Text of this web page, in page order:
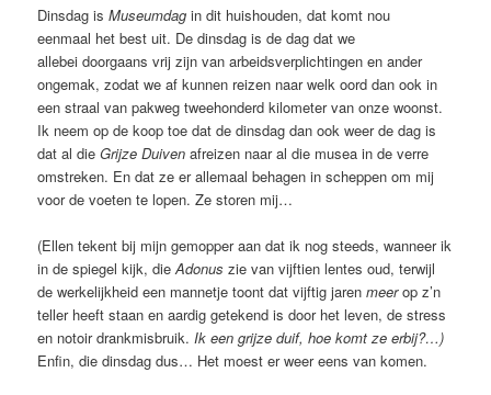
Dinsdag isMuseumdag in dit huishouden, dat komt nou
eenmaal het best uit. De dinsdag is de dag dat we
allebei doorgaans vrij zijn van arbeidsverplichtingen en ander
ongemak, zodat we af kunnen reizen naar welk oord dan ook in
een straal van pakweg tweehonderd kilometer van onze woonst.
Ik neem op de koop toe dat de dinsdag dan ook weer de dag is
dat al die Grijze Duiven afreizen naar al die musea in de verre
omstreken. En dat ze er allemaal behagen in scheppen om mij
voor de voeten te lopen. Ze storen mij…
(Ellen tekent bij mijn gemopper aan dat ik nog steeds, wanneer ik
in de spiegel kijk, dieAdonus zie van vijftien lentes oud, terwijl
de werkelijkheid een mannetje toont dat vijftig jarenmeerop z’n
teller heeft staan en aardig getekend is door het leven, de stress
en notoir drankmisbruik.Ik een grijze duif, hoe komt ze erbij?…)
Enfin, die dinsdag dus… Het moest er weer eens van komen.